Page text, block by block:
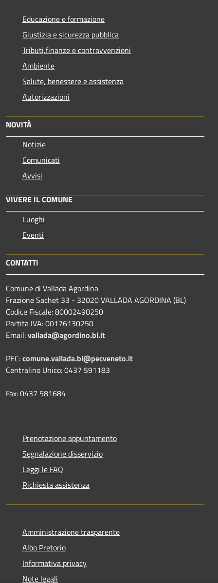
Educazione e formazione
Giustizia e sicurezza pubblica
Tributi,finanze e contravvenzioni
Ambiente
Salute, benessere e assistenza
Autorizzazioni
NOVITÀ
Notizie
Comunicati
Avvisi
VIVERE IL COMUNE
Luoghi
Eventi
CONTATTI
Comune di Vallada Agordina
Frazione Sachet 33 - 32020 VALLADA AGORDINA (BL)
Codice Fiscale: 80002490250
Partita IVA: 00176130250
Email:vallada@agordino.bl.it
PEC:comune.vallada.bl@pecveneto.it
Centralino Unico: 0437 591183
Fax: 0437 581684
Prenotazione appuntamento
Segnalazione disservizio
Leggi le FAQ
Richiesta assistenza
Amministrazione trasparente
Albo Pretorio
Informativa privacy
Note legali